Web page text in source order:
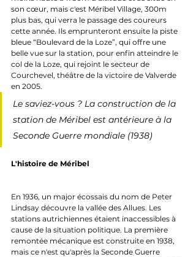
son cœur, mais c'est Méribel Village, 300m
plus bas, qui verra le passage des coureurs
cette année. Ils emprunteront ensuite la piste
bleue “Boulevard de la Loze”, qui offre une
belle vue sur la station, pour enfin atteindre le
col de la Loze, qui rejoint le secteur de
Courchevel, théâtre de la victoire de Valverde
en 2005.
Le saviez-vous ? La construction de la
station de Méribel est antérieure à la
Seconde Guerre mondiale (1938)
L'histoire de Méribel
En 1936, un major écossais du nom de Peter
Lindsay découvre la vallée des Allues. Les
stations autrichiennes étaient inaccessibles à
cause de la situation politique. La première
remontée mécanique est construite en 1938,
mais ce n'est qu'après la Seconde Guerre